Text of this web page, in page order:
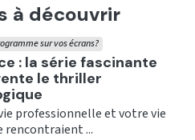
à découvrir
: la série fascinante
le thriller
sur vos écrans?
professionnelle et votre vie
rencontraient ...